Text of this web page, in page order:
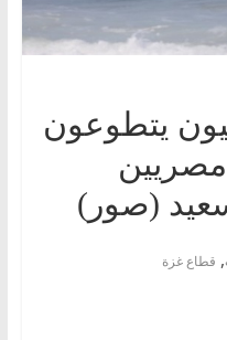
يتطوعون
(صور)
, قطاع غزة